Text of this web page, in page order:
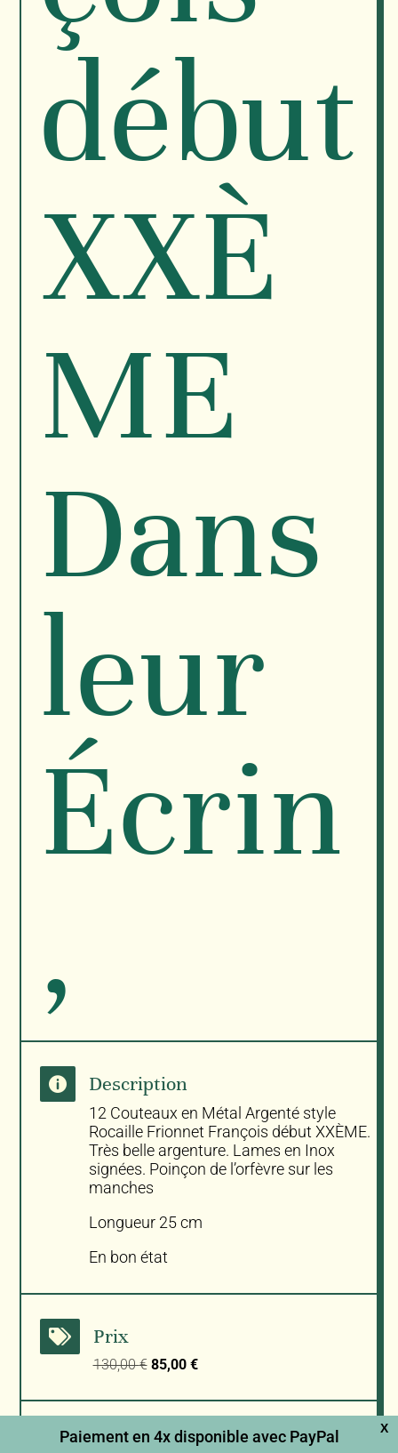
début
XXÈ
ME
Dans
leur
Écrin
,
 Description
12 Couteaux en Métal Argenté style
Rocaille Frionnet François début XXÈME.
Très belle argenture. Lames en Inox
signées. Poinçon de l’orfèvre sur les
manches
Longueur 25 cm
En bon état
 Prix
130,00€ Le
initial
était :
130,00 €.
85,00 €Le
actuel
est :
85,00 €.
X
Paiement en 4x disponible avec PayPal